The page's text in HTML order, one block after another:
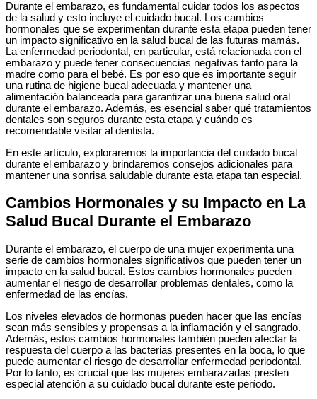
Durante el embarazo, es fundamental cuidar todos los aspectos
de la salud y esto incluye el cuidado bucal. Los cambios
hormonales que se experimentan durante esta etapa pueden tener
un impacto significativo en la salud bucal de las futuras mamás.
La enfermedad periodontal, en particular, está relacionada con el
embarazo y puede tener consecuencias negativas tanto para la
madre como para el bebé. Es por eso que es importante seguir
una rutina de higiene bucal adecuada y mantener una
alimentación balanceada para garantizar una buena salud oral
durante el embarazo. Además, es esencial saber qué tratamientos
dentales son seguros durante esta etapa y cuándo es
recomendable visitar al dentista.
En este artículo, exploraremos la importancia del cuidado bucal
durante el embarazo y brindaremos consejos adicionales para
mantener una sonrisa saludable durante esta etapa tan especial.
Cambios Hormonales y su Impacto en La
Salud Bucal Durante el Embarazo
Durante el embarazo, el cuerpo de una mujer experimenta una
serie de cambios hormonales significativos que pueden tener un
impacto en la salud bucal. Estos cambios hormonales pueden
aumentar el riesgo de desarrollar problemas dentales, como la
enfermedad de las encías.
Los niveles elevados de hormonas pueden hacer que las encías
sean más sensibles y propensas a la inflamación y el sangrado.
Además, estos cambios hormonales también pueden afectar la
respuesta del cuerpo a las bacterias presentes en la boca, lo que
puede aumentar el riesgo de desarrollar enfermedad periodontal.
Por lo tanto, es crucial que las mujeres embarazadas presten
especial atención a su cuidado bucal durante este período.